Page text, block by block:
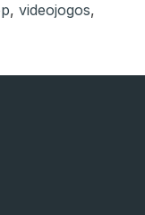
, videojogos,